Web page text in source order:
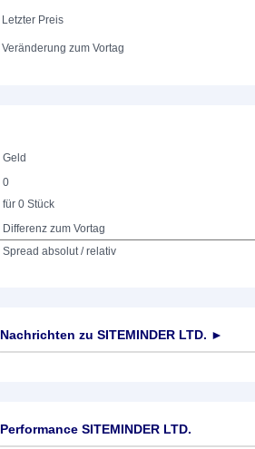
Letzter Preis
Veränderung zum Vortag
Geld
0
für 0 Stück
Differenz zum Vortag
Spread absolut / relativ
Nachrichten zu SITEMINDER LTD. ►
Performance SITEMINDER LTD.